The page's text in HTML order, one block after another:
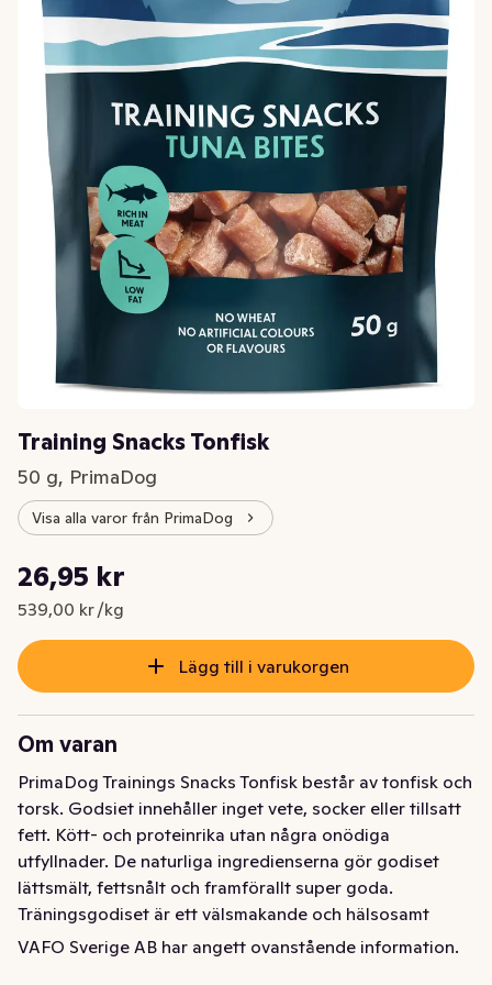
Training Snacks Tonfisk
50 g, PrimaDog
Visa alla varor från PrimaDog
Nuvarande pris är: 26,95 kr
26,95 kr
539,00 kr /kg
Styckpris: 539,00 kr /kg
Lägg till i varukorgen
Om varan
PrimaDog Trainings Snacks Tonfisk består av tonfisk och
torsk. Godsiet innehåller inget vete, socker eller tillsatt
fett. Kött- och proteinrika utan några onödiga
utfyllnader. De naturliga ingredienserna gör godiset
lättsmält, fettsnålt och framförallt super goda.
Träningsgodiset är ett välsmakande och hälsosamt
godis att belöna din hund med under
VAFO Sverige AB har angett ovanstående information.